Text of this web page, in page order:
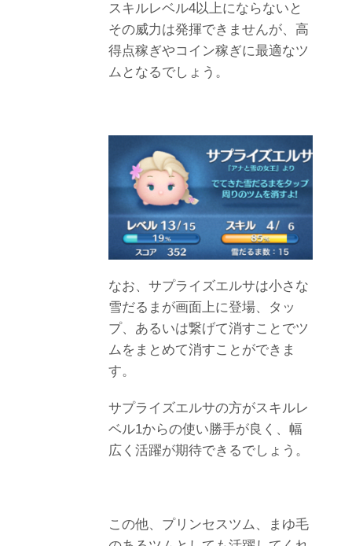
スキルレベル4以上にならないと
その威力は発揮できませんが、高
得点稼ぎやコイン稼ぎに最適なツ
ムとなるでしょう。
なお、サプライズエルサは小さな
雪だるまが画面上に登場、タッ
プ、あるいは繋げて消すことでツ
ムをまとめて消すことができま
す。
サプライズエルサの方がスキルレ
ベル1からの使い勝手が良く、幅
広く活躍が期待できるでしょう。
この他、プリンセスツム、まゆ毛